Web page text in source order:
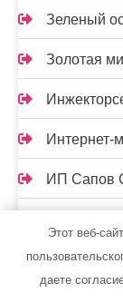
Зеленый
Золотая
Интернет-
ИП Сапов
Камские
Этот веб-
даете